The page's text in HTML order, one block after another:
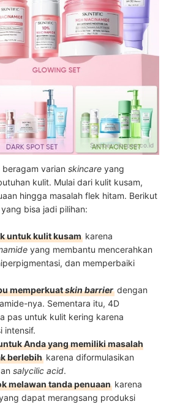
Sumber:shopee.co.id
beragam varian skincare yang
kulit. Mulai dari kulit kusam,
hingga masalah flek hitam. Berikut
yang bisa jadi pilihan:
untuk kulit kusam karena
yang membantu mencerahkan
dan memperbaiki
memperkuatskin barrier dengan
nya. Sementara itu, 4D
pas untuk kulit kering karena
intensif.
Anda yang memiliki masalah
berlebih karena diformulasikan
salycilic acid.
melawan tanda penuaan karena
dapat merangsang produksi